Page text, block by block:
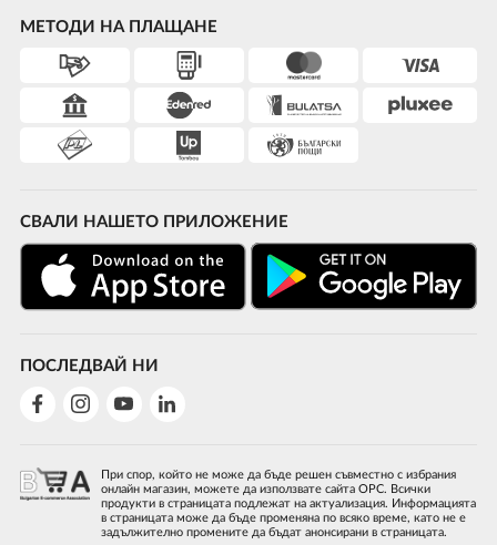
МЕТОДИ НА ПЛАЩАНЕ
СВАЛИ НАШЕТО ПРИЛОЖЕНИЕ
ПОСЛЕДВАЙ НИ
При спор, който не може да бъде решен съвместно с избрания
онлайн магазин, можете да използвате сайта ОРС. Всички
продукти в страницата подлежат на актуализация. Информацията
в страницата може да бъде променяна по всяко време, като не е
задължително промените да бъдат анонсирани в страницата.